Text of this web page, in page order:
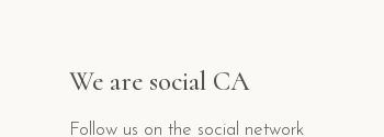
We are social CA
Follow us on the social network